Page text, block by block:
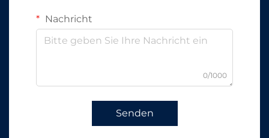
Nachricht
0/1000
Senden